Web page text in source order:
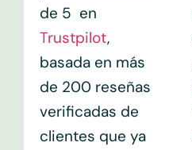
de 5 en
Trustpilot,
basada en más
de 200 reseñas
verificadas de
clientes que ya